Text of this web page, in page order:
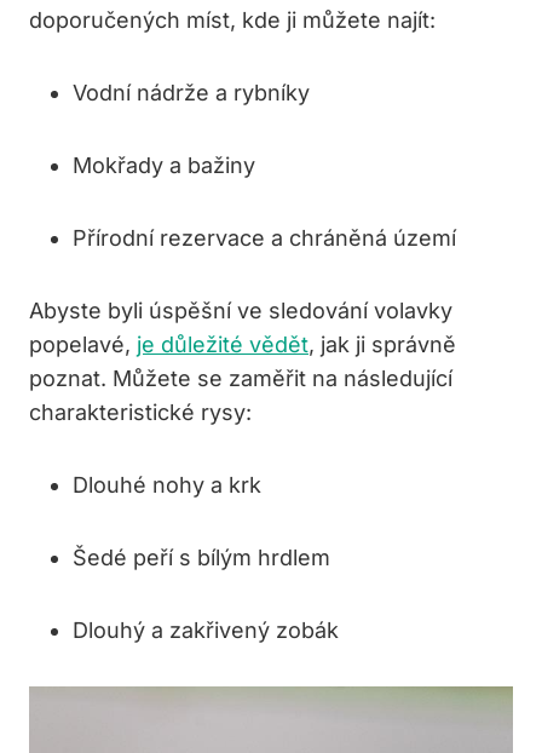
doporučených míst, kde ji můžete najít:
Vodní nádrže⁣ a rybníky
Mokřady ⁣a​ bažiny
Přírodní rezervace a chráněná ‌území
Abyste⁣ byli úspěšní ve⁤ sledování volavky
popelavé, je důležité vědět, jak ji‍ správně
poznat. ‍Můžete se zaměřit‌ na následující
‌charakteristické rysy:
Dlouhé nohy a‌ krk
Šedé peří s bílým hrdlem
Dlouhý ⁤a‍ zakřivený zobák